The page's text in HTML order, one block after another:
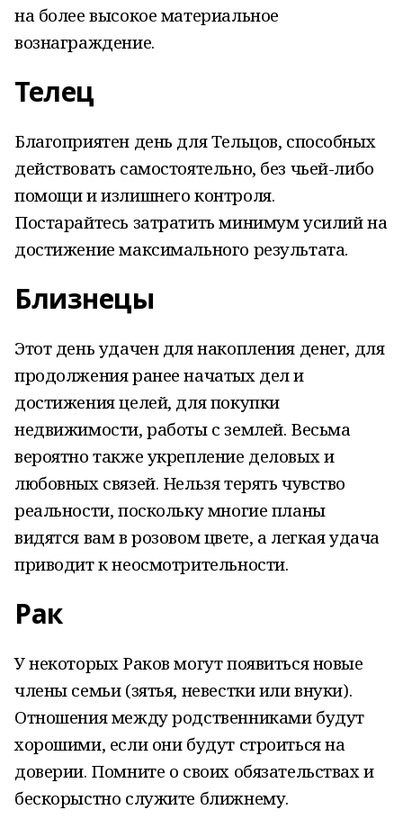
на более высокое материальное
вознаграждение.
Телец
Благоприятен день для Тельцов, способных
действовать самостоятельно, без чьей-либо
помощи и излишнего контроля.
Постарайтесь затратить минимум усилий на
достижение максимального результата.
Близнецы
Этот день удачен для накопления денег, для
продолжения ранее начатых дел и
достижения целей, для покупки
недвижимости, работы с землей. Весьма
вероятно также укрепление деловых и
любовных связей. Нельзя терять чувство
реальности, поскольку многие планы
видятся вам в розовом цвете, а легкая удача
приводит к неосмотрительности.
Рак
У некоторых Раков могут появиться новые
члены семьи (зятья, невестки или внуки).
Отношения между родственниками будут
хорошими, если они будут строиться на
доверии. Помните о своих обязательствах и
бескорыстно служите ближнему.